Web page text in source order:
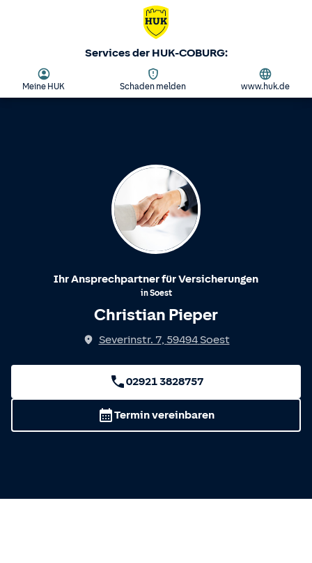
Services der HUK-COBURG:
Meine HUK Schaden melden www.huk.de
Ihr Ansprechpartner für Versicherungen
inSoest
Christian Pieper
Severinstr. 7, 59494 Soest
02921 3828757
Termin vereinbaren